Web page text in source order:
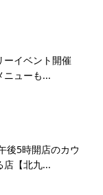
ーイベント開催
ニューも...
後5時開店のカウ
店【北九...